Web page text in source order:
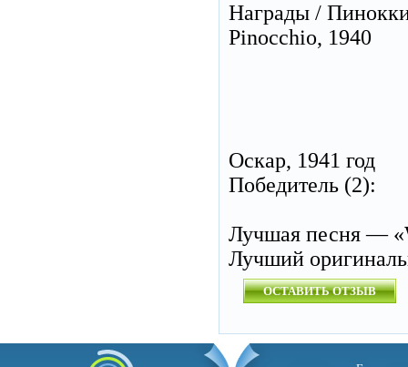
Награды /
Pinocchio, 1940
Оскар, 1941 год
Победитель (2):
Лучшая песня —
Лучший
ОСТАВИТЬ ОТЗЫВ